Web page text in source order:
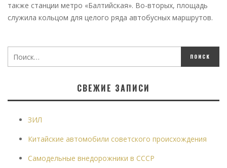
также станции метро «Балтийская». Во-вторых, площадь
служила кольцом для целого ряда автобусных маршрутов.
СВЕЖИЕ ЗАПИСИ
ЗИЛ
Китайские автомобили советского происхождения
Самодельные внедорожники в СССР